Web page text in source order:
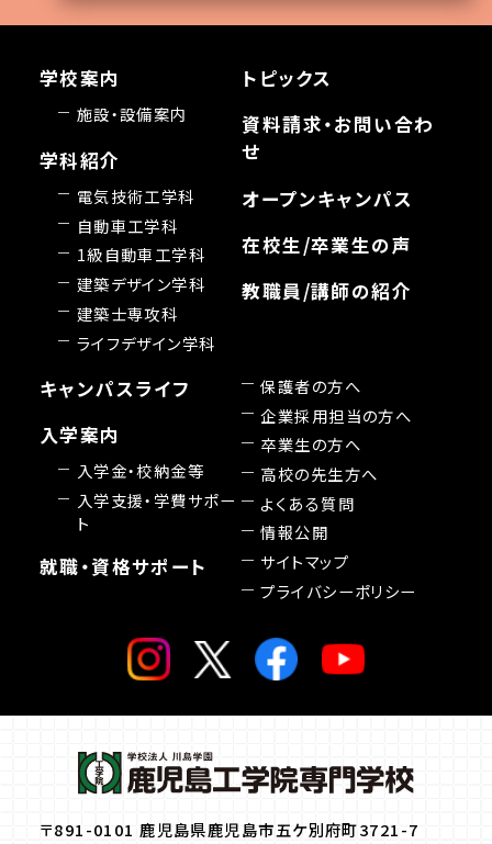
学校案内
施設・設備案内
学科紹介
電気技術工学科
自動車工学科
1級自動車工学科
建築デザイン学科
建築士専攻科
ライフデザイン学科
キャンパスライフ
入学案内
入学金・校納金等
入学支援・学費サポー
ト
就職・資格サポート
トピックス
資料請求・お問い合わ
せ
オープンキャンパス
在校生/卒業生の声
教職員/講師の紹介
保護者の方へ
企業採用担当の方へ
卒業生の方へ
高校の先生方へ
よくある質問
情報公開
サイトマップ
プライバシーポリシー
〒891-0101 鹿児島県鹿児島市五ケ別府町3721-7